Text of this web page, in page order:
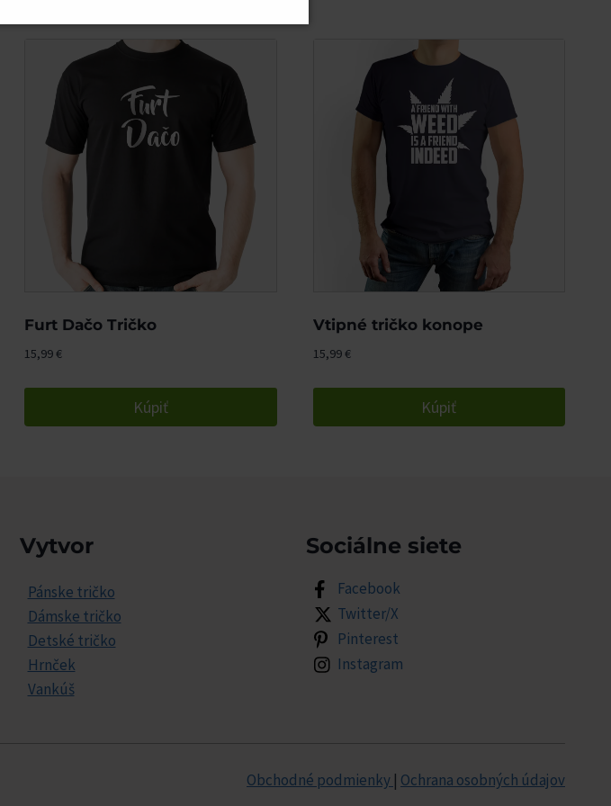
Furt Dačo Tričko
15,99€
Kúpiť
Vtipné tričko konope
15,99€
Kúpiť
Vytvor
Pánske tričko
Dámske tričko
Detské tričko
Hrnček
Vankúš
Sociálne siete
Facebook
Twitter/X
Pinterest
Instagram
Obchodné podmienky | Ochrana osobných údajov